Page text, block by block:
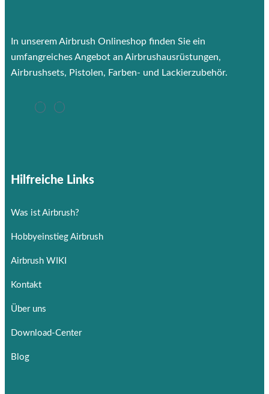
In unserem Airbrush Onlineshop finden Sie ein
umfangreiches Angebot an Airbrushausrüstungen,
Airbrushsets, Pistolen, Farben- und Lackierzubehör.
Hilfreiche Links
Was ist Airbrush?
Hobbyeinstieg Airbrush
Airbrush WIKI
Kontakt
Über uns
Download-Center
Blog